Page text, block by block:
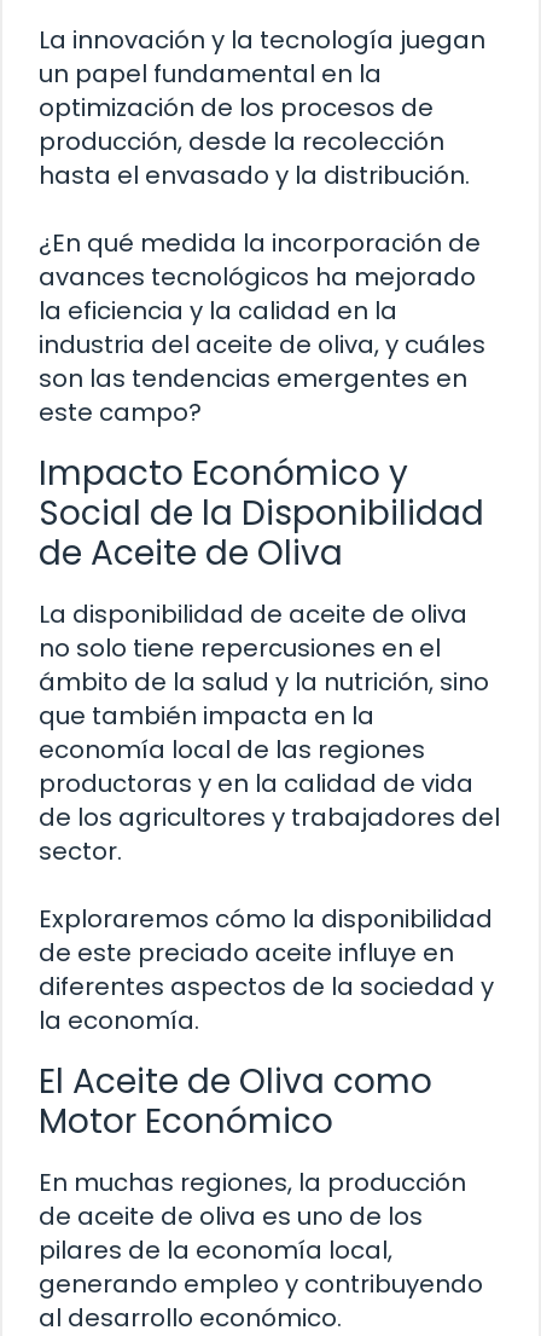
La innovación y la tecnología juegan
un papel fundamental en la
optimización de los procesos de
producción, desde la recolección
hasta el envasado y la distribución.
¿En qué medida la incorporación de
avances tecnológicos ha mejorado
la eficiencia y la calidad en la
industria del aceite de oliva, y cuáles
son las tendencias emergentes en
este campo?
Impacto Económico y
Social de la Disponibilidad
de Aceite de Oliva
La disponibilidad de aceite de oliva
no solo tiene repercusiones en el
ámbito de la salud y la nutrición, sino
que también impacta en la
economía local de las regiones
productoras y en la calidad de vida
de los agricultores y trabajadores del
sector.
Exploraremos cómo la disponibilidad
de este preciado aceite influye en
diferentes aspectos de la sociedad y
la economía.
El Aceite de Oliva como
Motor Económico
En muchas regiones, la producción
de aceite de oliva es uno de los
pilares de la economía local,
generando empleo y contribuyendo
al desarrollo económico.